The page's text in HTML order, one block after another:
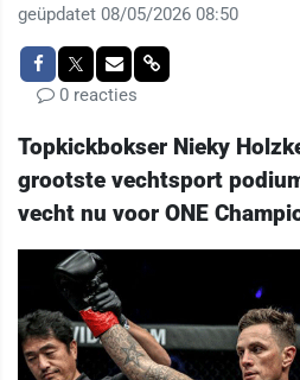
geüpdatet 08/05/2026 08:50
0 reacties
Topkickbokser Nieky
grootste vechtsport
vecht nu voor ONE